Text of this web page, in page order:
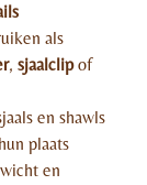
als
, sjaalclipof
en shawls
plaats
en